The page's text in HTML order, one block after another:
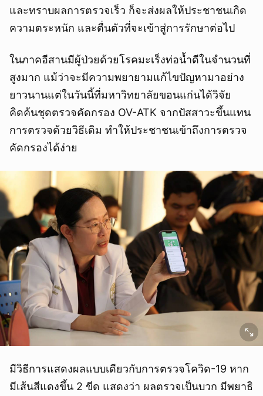
และทราบผลการตรวจเร็ว ก็จะส่งผลให้ประชาชนเกิด
ความตระหนัก และตื่นตัวที่จะเข้าสู่การรักษาต่อไป
ในภาคอีสานมีผู้ป่วยด้วยโรคมะเร็งท่อน้ำดีในจำนวนที่
สูงมาก แม้ว่าจะมีความพยายามแก้ไขปัญหามาอย่าง
ยาวนานแต่ในวันนี้ที่มหาวิทยาลัยขอนแก่นได้วิจัย
คิดค้นชุดตรวจคัดกรอง OV-ATK จากปัสสาวะขึ้นแทน
การตรวจด้วยวิธีเดิม ทำให้ประชาชนเข้าถึงการตรวจ
คัดกรองได้ง่าย
มีวิธีการแสดงผลแบบเดียวกับการตรวจโควิด-19 หาก
มีเส้นสีแดงขึ้น 2 ขีด แสดงว่า ผลตรวจเป็นบวก มีพยาธิ
ยกเลิก